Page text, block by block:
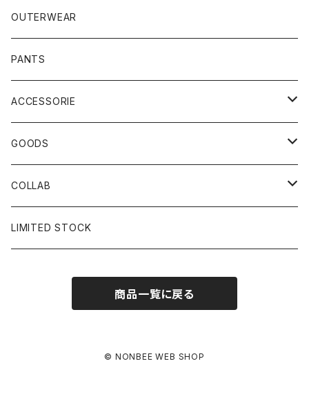
OUTERWEAR
PANTS
ACCESSORIE
CAP
BUCKET HAT
SOCKS
GOODS
STICKER
GLASS
COLLAB
×岩井ジョニ男
LIMITED STOCK
商品一覧に戻る
© NONBEE WEB SHOP